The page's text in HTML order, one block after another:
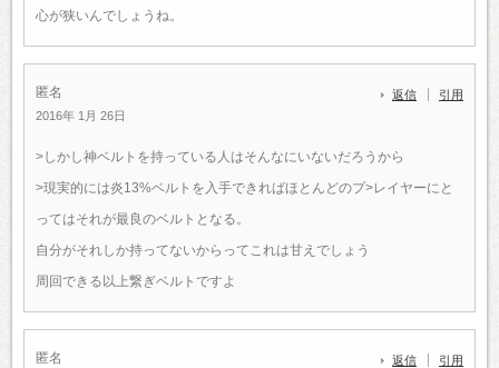
心が狭いんでしょうね。
匿名
2016年 1月 26日
返信 引用
>しかし神ベルトを持っている人はそんなにいないだろうから
>現実的には炎13%ベルトを入手できればほとんどのプ>レイヤーにと
ってはそれが最良のベルトとなる。
自分がそれしか持ってないからってこれは甘えでしょう
周回できる以上繋ぎベルトですよ
匿名 返信 引用